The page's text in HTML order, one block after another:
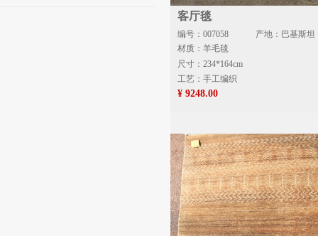
客厅毯
编号：007058
产地：巴基斯坦
材质：羊毛毯
尺寸：234*164cm
工艺：手工编织
¥ 9248.00